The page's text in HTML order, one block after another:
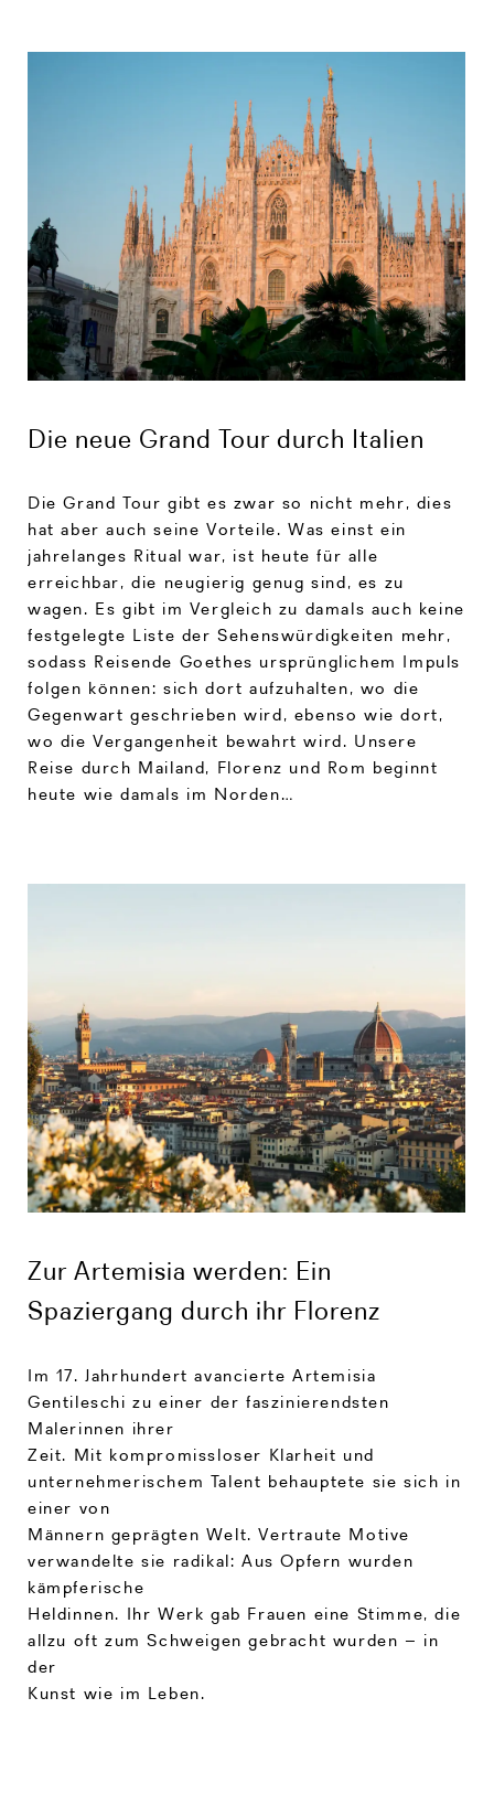
Die neue Grand Tour durch Italien
Die Grand Tour gibt es zwar so nicht mehr, dies
hat aber auch seine Vorteile. Was einst ein
jahrelanges Ritual war, ist heute für alle
erreichbar, die neugierig genug sind, es zu
wagen. Es gibt im Vergleich zu damals auch keine
festgelegte Liste der Sehenswürdigkeiten mehr,
sodass Reisende Goethes ursprünglichem Impuls
folgen können: sich dort aufzuhalten, wo die
Gegenwart geschrieben wird, ebenso wie dort,
wo die Vergangenheit bewahrt wird. Unsere
Reise durch Mailand, Florenz und Rom beginnt
heute wie damals im Norden…
Zur Artemisia werden: Ein
Spaziergang durch ihr Florenz
Im 17. Jahrhundert avancierte Artemisia
Gentileschi zu einer der faszinierendsten
Malerinnen ihrer
Zeit. Mit kompromissloser Klarheit und
unternehmerischem Talent behauptete sie sich in
einer von
Männern geprägten Welt. Vertraute Motive
verwandelte sie radikal: Aus Opfern wurden
kämpferische
Heldinnen. Ihr Werk gab Frauen eine Stimme, die
allzu oft zum Schweigen gebracht wurden – in
der
Kunst wie im Leben.